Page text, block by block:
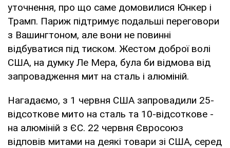
уточнення, про що саме домовилися Юнкер і
Трамп. Париж підтримує подальші переговори
з Вашингтоном, але вони не повинні
відбуватися під тиском. Жестом доброї волі
США, на думку Ле Мера, була би відмова від
запровадження мит на сталь і алюміній.
Нагадаємо, з 1 червня США запровадили 25-
відсоткове мито на сталь та 10-відсоткове -
на алюміній з ЄС. 22 червня Євросоюз
відповів митами на деякі товари зі США, серед